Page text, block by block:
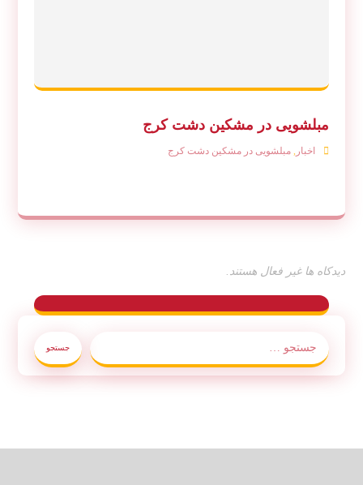
مبلشویی در مشکین دشت کرج
اخبار ,مبلشویی در مشکین دشت کرج
دیدکاه ها غیر فعال هستند.